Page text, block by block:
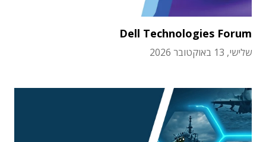
Dell Technologies Forum
שלישי, 13 באוקטובר 2026